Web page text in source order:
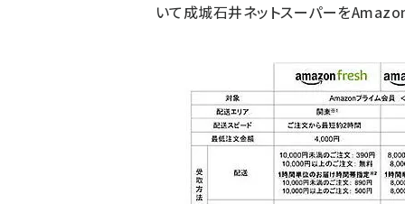
いて成城石井ネットスーパーを